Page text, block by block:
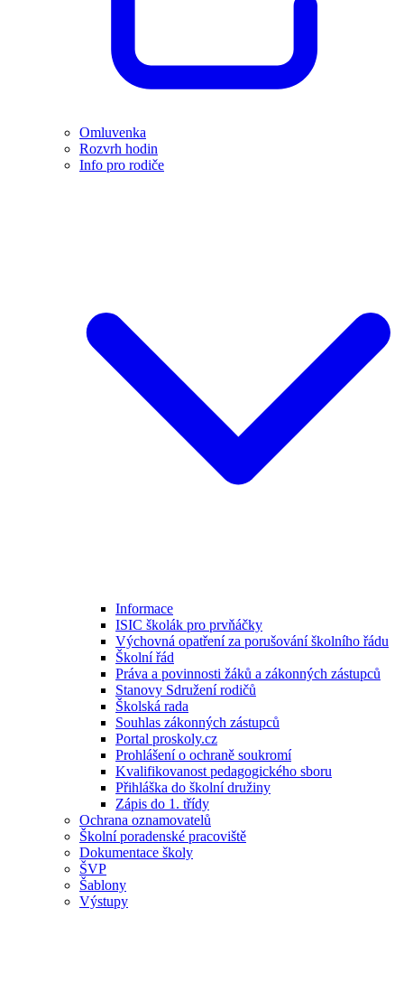
Omluvenka
Rozvrh hodin
Info pro rodiče
Informace
ISIC školák pro prvňáčky
Výchovná opatření za porušování školního řádu
Školní řád
Práva a povinnosti žáků a zákonných zástupců
Stanovy Sdružení rodičů
Školská rada
Souhlas zákonných zástupců
Portal proskoly.cz
Prohlášení o ochraně soukromí
Kvalifikovanost pedagogického sboru
Přihláška do školní družiny
Zápis do 1. třídy
Ochrana oznamovatelů
Školní poradenské pracoviště
Dokumentace školy
ŠVP
Šablony
Výstupy